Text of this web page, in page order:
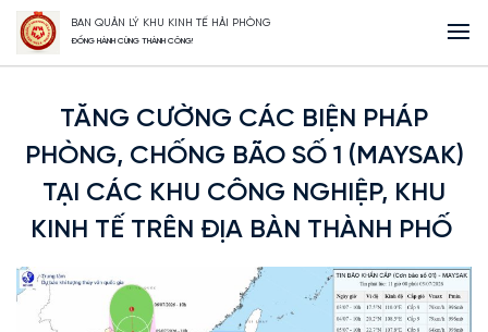
BAN QUẢN LÝ KHU KINH TẾ HẢI PHÒNG
ĐỒNG HÀNH CÙNG THÀNH CÔNG!
Trang Chủ
TĂNG CƯỜNG CÁC BIỆN PHÁP PHÒNG, CHỐNG BÃO SỐ 1
(MAYSAK) TẠI CÁC KHU CÔNG NGHIỆP, KHU KINH TẾ TRÊN ĐỊA BÀN THÀNH PHỐ
TĂNG CƯỜNG CÁC BIỆN PHÁP
PHÒNG, CHỐNG BÃO SỐ 1 (MAYSAK)
TẠI CÁC KHU CÔNG NGHIỆP, KHU
KINH TẾ TRÊN ĐỊA BÀN THÀNH PHỐ